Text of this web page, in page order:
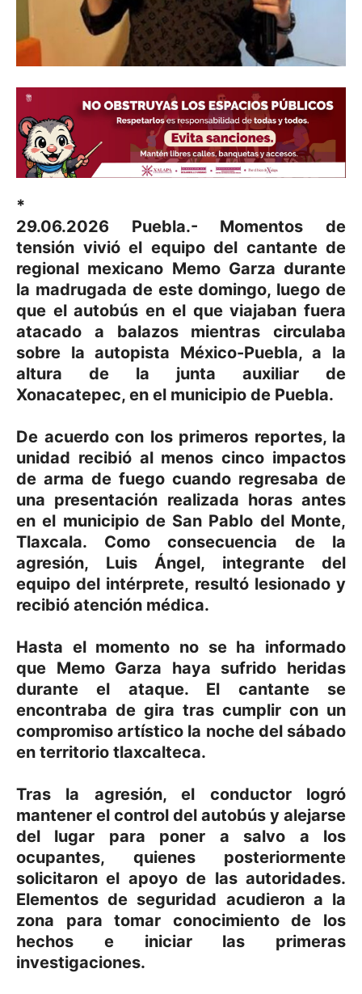
*
29.06.2026 Puebla.- Momentos de
tensión vivió el equipo del cantante de
regional mexicano Memo Garza durante
la madrugada de este domingo, luego de
que el autobús en el que viajaban fuera
atacado a balazos mientras circulaba
sobre la autopista México-Puebla, a la
altura de la junta auxiliar de
Xonacatepec, en el municipio de Puebla.
De acuerdo con los primeros reportes, la
unidad recibió al menos cinco impactos
de arma de fuego cuando regresaba de
una presentación realizada horas antes
en el municipio de San Pablo del Monte,
Tlaxcala. Como consecuencia de la
agresión, Luis Ángel, integrante del
equipo del intérprete, resultó lesionado y
recibió atención médica.
Hasta el momento no se ha informado
que Memo Garza haya sufrido heridas
durante el ataque. El cantante se
encontraba de gira tras cumplir con un
compromiso artístico la noche del sábado
en territorio tlaxcalteca.
Tras la agresión, el conductor logró
mantener el control del autobús y alejarse
del lugar para poner a salvo a los
ocupantes, quienes posteriormente
solicitaron el apoyo de las autoridades.
Elementos de seguridad acudieron a la
zona para tomar conocimiento de los
hechos e iniciar las primeras
investigaciones.